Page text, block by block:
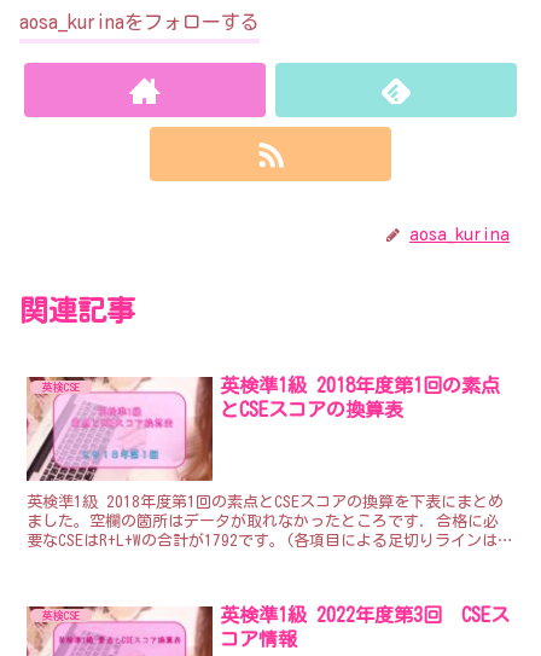
aosa_kurinaをフォローする
aosa_kurina
関連記事
英検CSE
英検準1級 2018年度第1回の素点
とCSEスコアの換算表
英検準1級 2018年度第1回の素点とCSEスコアの換算を下表にまとめ
ました。空欄の箇所はデータが取れなかったところです. 合格に必
要なCSEはR+L+Wの合計が1792です。(各項目による足切りラインはな
英検CSE
英検準1級 2022年度第3回 CSEス
コア情報